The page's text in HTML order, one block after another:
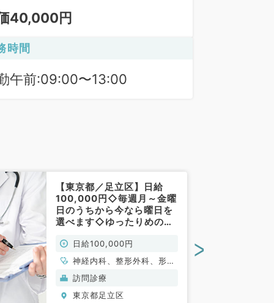
40,000円
時間
午前:09:00〜13:00
【東京都／足立区】日給
100,000円◇毎週月～金曜
日のうちから今なら曜日を
選べます◇ゆったりめの勤
です（内科系・外科系／非
常勤）
日給100,000円
神経内科、整形外科、形成
外科、脳神経外科、呼吸器
外科、心臓血管外科、泌尿
器科、一般内科、循環器内
訪問診療
東京都足立区
>